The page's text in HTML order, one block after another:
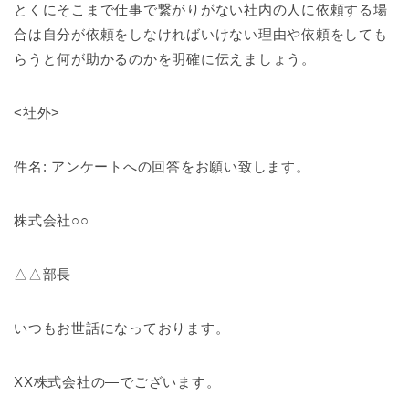
とくにそこまで仕事で繋がりがない社内の人に依頼する場
合は自分が依頼をしなければいけない理由や依頼をしても
らうと何が助かるのかを明確に伝えましょう。
<社外>
件名: アンケートへの回答をお願い致します。
株式会社○○
△△部長
いつもお世話になっております。
XX株式会社の—でございます。